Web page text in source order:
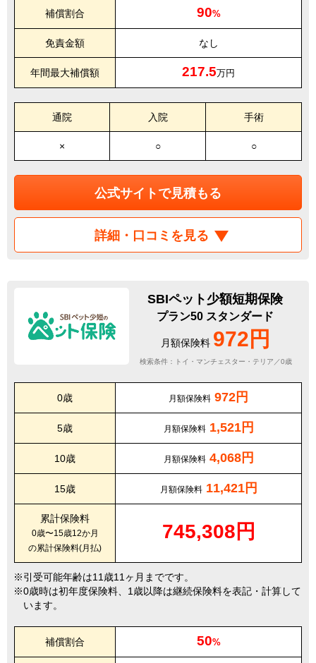
補償割合 90%
免責金額 なし
年間最大補償額 217.5万円
通院 入院 手術
× ○ ○
公式サイトで見積もる
詳細・口コミを見る
SBIペット少額短期保険
プラン50 スタンダード
月額保険料 972円
検索条件：トイ・マンチェスター・テリア／0歳
0歳 月額保険料 972円
5歳 月額保険料 1,521円
10歳 月額保険料 4,068円
15歳 月額保険料 11,421円
累計保険料
0歳〜15歳12か月
の累計保険料(月払)
745,308円
引受可能年齢は11歳11ヶ月までです。
0歳時は初年度保険料、1歳以降は継続保険料を表記・計算して
います。
補償割合 50%